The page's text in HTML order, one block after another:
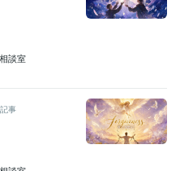
談室
記事